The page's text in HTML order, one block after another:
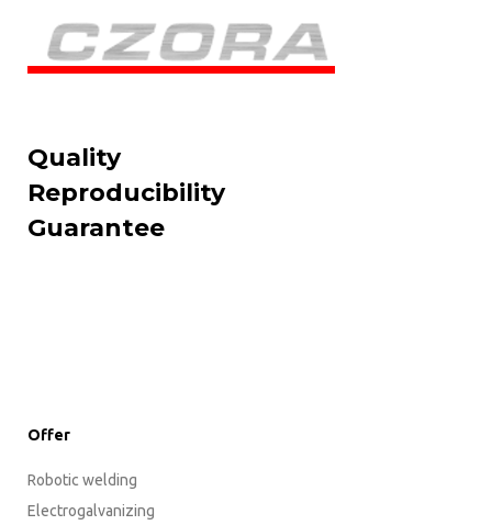
Quality
Reproducibility
Guarantee
Offer
Robotic welding
Electrogalvanizing